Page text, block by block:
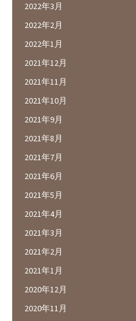
2022年3月
2022年2月
2022年1月
2021年12月
2021年11月
2021年10月
2021年9月
2021年8月
2021年7月
2021年6月
2021年5月
2021年4月
2021年3月
2021年2月
2021年1月
2020年12月
2020年11月